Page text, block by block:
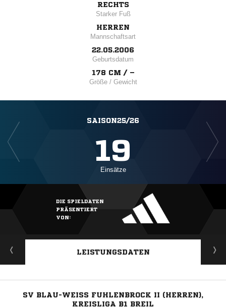
RECHTS
Starker Fuß
HERREN
Mannschaftsart
22.05.2006
Geburtsdatum
178 CM / –
Größe / Gewicht
SAISON25/26
19
Einsätze
DIE SPIELDATEN
PRÄSENTIERT
VON:
LEISTUNGSDATEN
SV BLAU-WEISS FUHLENBROCK II (HERREN), K
REISLIGA B1 BREIL